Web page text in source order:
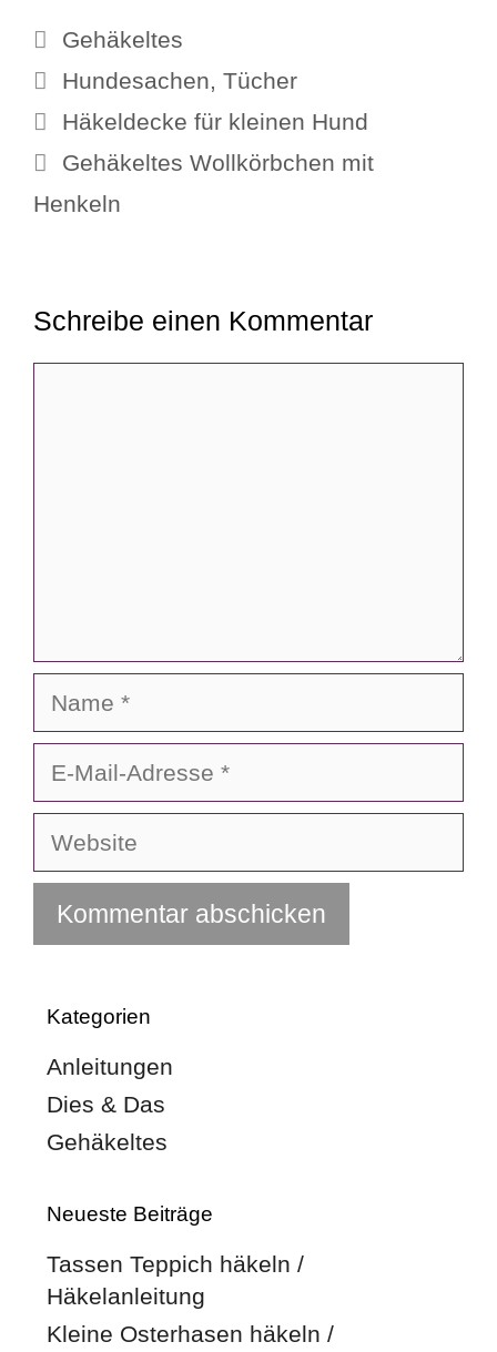
Kategorien
Gehäkeltes
Schlagwörter
Hundesachen, Tücher
Häkeldecke für kleinen Hund
Gehäkeltes Wollkörbchen mit
Henkeln
Schreibe einen Kommentar
Adresse
Website
Kategorien
Anleitungen
Dies & Das
Gehäkeltes
Neueste Beiträge
Tassen Teppich häkeln /
Häkelanleitung
Kleine Osterhasen häkeln /